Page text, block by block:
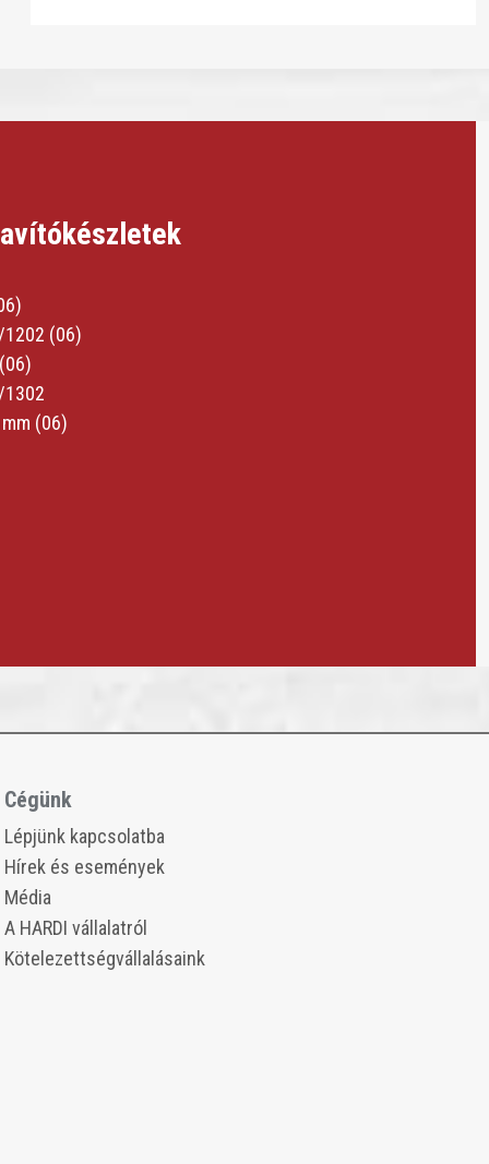
1202 (06)
1302
(06)
Cégünk
​​Lépjünk kapcsolatba
​​Hírek és események
Média
​​A HARDI vállalatról
​​Kötelezettségvállalásaink